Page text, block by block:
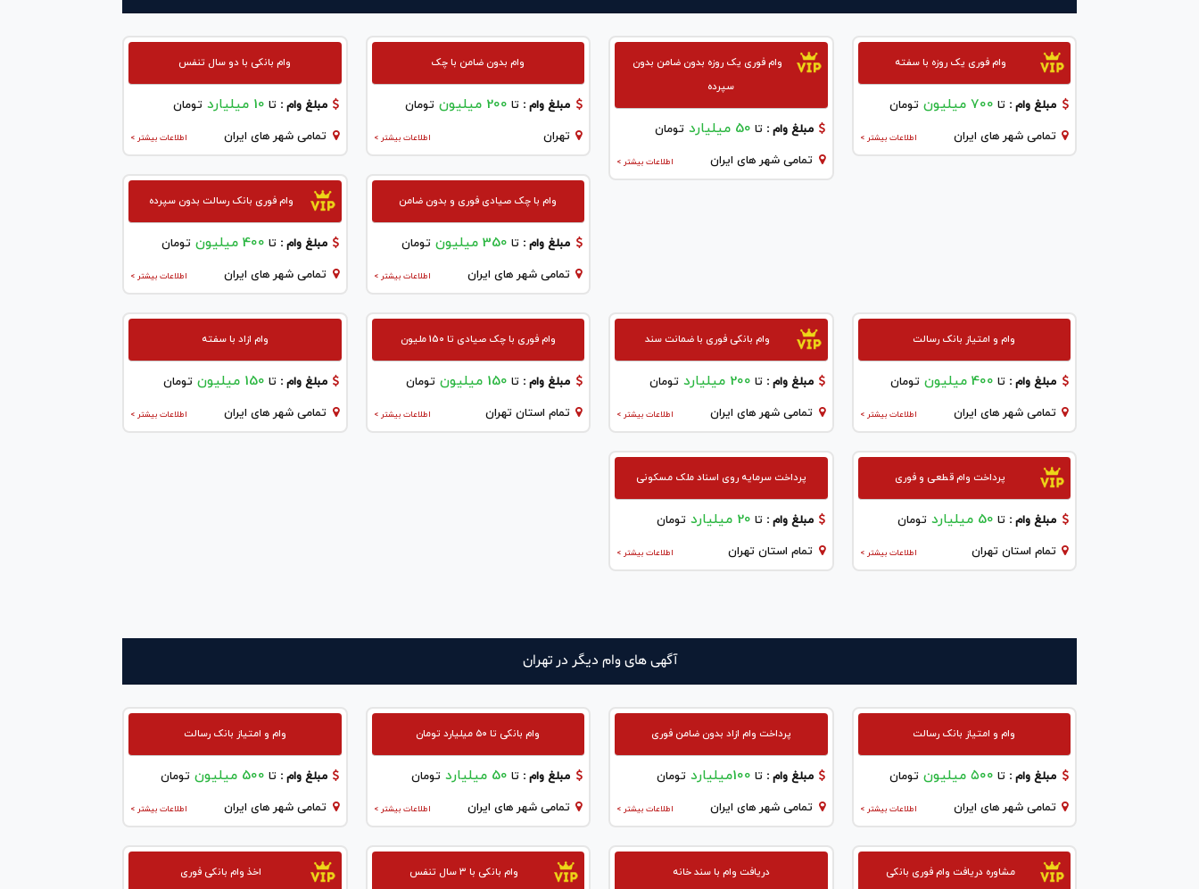
وام فوری یک روزه با سفته
مبلغ وام : تا 700 میلیون تومان
اطلاعات بیشتر > تمامی شهر های ایران
وام فوری یک روزه بدون ضامن بدون
سپرده
مبلغ وام :تا 50 میلیارد تومان
اطلاعات بیشتر > تمامی شهر های ایران
وام بدون ضامن با چک
مبلغ وام : تا 200 میلیون تومان
اطلاعات بیشتر > تهران
وام بانکی با دو سال تنفس
مبلغ وام :تا 10 میلیارد تومان
اطلاعات بیشتر > تمامی شهر های ایران
وام با چک صیادی فوری و بدون ضامن
مبلغ وام : تا 350 میلیون تومان
اطلاعات بیشتر > تمامی شهر های ایران
وام فوری بانک رسالت بدون سپرده
مبلغ وام :تا 400 میلیون تومان
اطلاعات بیشتر > تمامی شهر های ایران
وام و امتیاز بانک رسالت
مبلغ وام : تا 400 میلیون تومان
اطلاعات بیشتر > تمامی شهر های ایران
وام بانکی فوری با ضمانت سند
مبلغ وام :تا 200 میلیارد تومان
اطلاعات بیشتر > تمامی شهر های ایران
وام فوری با چک صیادی تا 150 ملیون
مبلغ وام : تا 150 میلیون تومان
اطلاعات بیشتر > تمام استان تهران
وام ازاد با سفته
مبلغ وام :تا 150 میلیون تومان
اطلاعات بیشتر > تمامی شهر های ایران
پرداخت وام قطعی و فوری
مبلغ وام : تا 50 میلیارد تومان
اطلاعات بیشتر > تمام استان تهران
پرداخت سرمایه روی اسناد ملک مسکونی
مبلغ وام :تا 20 میلیارد تومان
اطلاعات بیشتر > تمام استان تهران
آگهی های وام دیگر در تهران
وام و امتیاز بانک رسالت
مبلغ وام : تا ۵۰۰ میلیون تومان
اطلاعات بیشتر > تمامی شهر های ایران
پرداخت وام ازاد بدون ضامن فوری
مبلغ وام :تا 100میلیارد تومان
اطلاعات بیشتر > تمامی شهر های ایران
وام بانکی تا ۵۰ میلیارد تومان
مبلغ وام : تا 50 میلیارد تومان
اطلاعات بیشتر > تمامی شهر های ایران
وام و امتیاز بانک رسالت
مبلغ وام :تا 500 میلیون تومان
اطلاعات بیشتر > تمامی شهر های ایران
مشاوره دریافت وام فوری بانکی دریافت وام با سند خانه وام بانکی با ۳ سال تنفس اخذ وام بانکی فوری